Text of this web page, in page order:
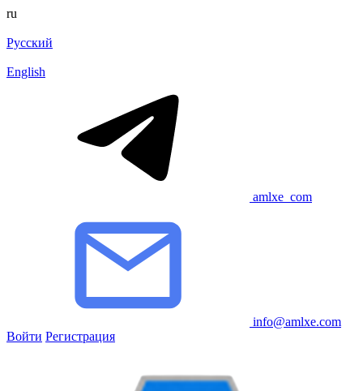
ru
Русский
English
amlxe_com
info@amlxe.com
Войти Регистрация